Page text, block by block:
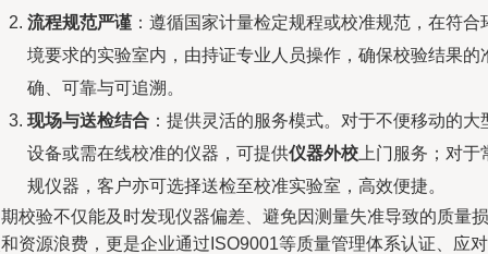
流程规范严谨 ：遵循国家计量检定规程或校准规范，在符合
境要求的实验室内，由持证专业人员操作，确保校验结果的
确、可靠与可追溯。
现场与送检结合 ：提供灵活的服务模式。对于不便移动的大
设备或需在线校准的仪器，可提供仪器外校 上门服务；对于
规仪器，客户亦可选择送检至校准实验室，高效便捷。
校验不仅能及时发现仪器偏差、避免因测量失准导致的质量损
资源浪费，更是企业通过ISO9001等质量管理体系认证、应对